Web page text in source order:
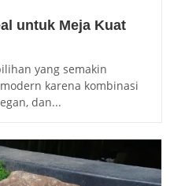
untuk Meja Kuat
yang semakin
karena kombinasi
dan...